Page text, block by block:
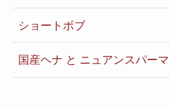
ショートボブ
国産ヘナ と ニュアンスパーマ